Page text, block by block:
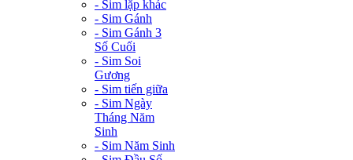
- Sim lặp khác
- Sim Gánh
- Sim Gánh 3
Số Cuối
- Sim Soi
Gương
- Sim tiến giữa
- Sim Ngày
Tháng Năm
Sinh
- Sim Năm Sinh